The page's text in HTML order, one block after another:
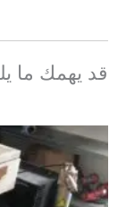
قد يهمك ما